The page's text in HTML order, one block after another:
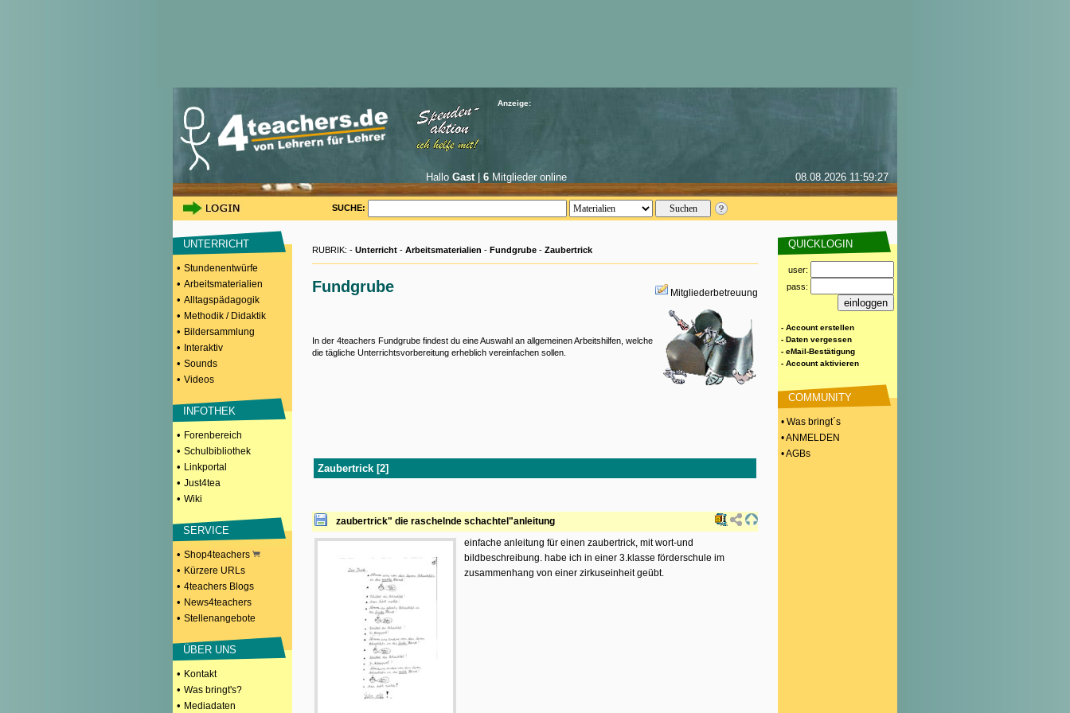
Anzeige:
Hallo Gast| 6Mitglieder online 08.08.2026 11:59:27
SUCHE:
UNTERRICHT
• Stundenentwürfe
• Arbeitsmaterialien
• Alltagspädagogik
• Methodik / Didaktik
• Bildersammlung
• Interaktiv
• Sounds
• Videos
INFOTHEK
• Forenbereich
• Schulbibliothek
• Linkportal
• Just4tea
• Wiki
SERVICE
• Shop4teachers
• Kürzere URLs
• 4teachers Blogs
• News4teachers
• Stellenangebote
ÜBER UNS
• Kontakt
• Was bringt's?
• Mediadaten
RUBRIK: - Unterricht - Arbeitsmaterialien - Fundgrube - Zaubertrick
Fundgrube Mitgliederbetreuung
In der 4teachers Fundgrube findest du eine Auswahl an allgemeinen Arbeitshilfen, welche
die tägliche Unterrichtsvorbereitung erheblich vereinfachen sollen.
Zaubertrick [2]
zaubertrick" die raschelnde schachtel"anleitung
einfache anleitung für einen zaubertrick, mit wort-und
bildbeschreibung. habe ich in einer 3.klasse förderschule im
zusammenhang von einer zirkuseinheit geübt.
QUICKLOGIN
user:
pass:
- Account erstellen
- Daten vergessen
- eMail-Bestätigung
- Account aktivieren
COMMUNITY
• Was bringt´s
• ANMELDEN
• AGBs